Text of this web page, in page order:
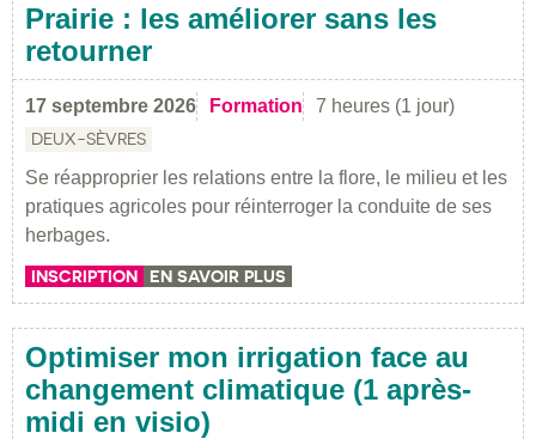
Prairie : les améliorer sans les
retourner
17 septembre 2026 Formation 7 heures (1 jour)
DEUX-SÈVRES
Se réapproprier les relations entre la flore, le milieu et les
pratiques agricoles pour réinterroger la conduite de ses
herbages.
INSCRIPTION EN SAVOIR PLUS
Optimiser mon irrigation face au
changement climatique (1 après-
midi en visio)